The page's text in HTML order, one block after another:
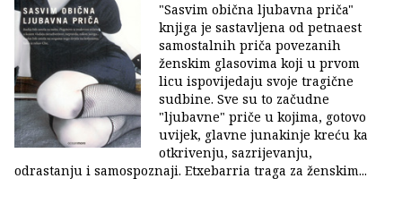
"Sasvim obična ljubavna priča"
knjiga je sastavljena od petnaest
samostalnih priča povezanih
ženskim glasovima koji u prvom
licu ispovijedaju svoje tragične
sudbine. Sve su to začudne
"ljubavne" priče u kojima, gotovo
uvijek, glavne junakinje kreću ka
otkrivenju, sazrijevanju,
odrastanju i samospoznaji. Etxebarria traga za ženskim...